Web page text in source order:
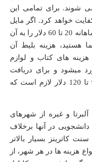
شوند. برای تمامی این
میانگین ماهانه 500 دلار کفایت خواهد کرد. اگر مایل
به عضویت در باشگاه هستید، هزینه ای ماهانه 20 تا 60 دلار را به آن
هستید، هزینه بلیط آن
خواهد بود. هزینه های کتاب و لوازم
حدود 200 دلار براورد میشود و برای دریافت
خدمات اپراتورهای اینترنتی، ماهیانه 90 تا 120 دلار لازم است که
آلبرتا و غیره از شهرهای
در آنها برخلاف
کاترینز بسیار بالاتر
هزینه ها در هر شهر، از